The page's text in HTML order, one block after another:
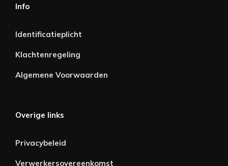
Info
Identificatieplicht
Klachtenregeling
Algemene Voorwaarden
Overige links
Privacybeleid
Verwerkersovereenkomst